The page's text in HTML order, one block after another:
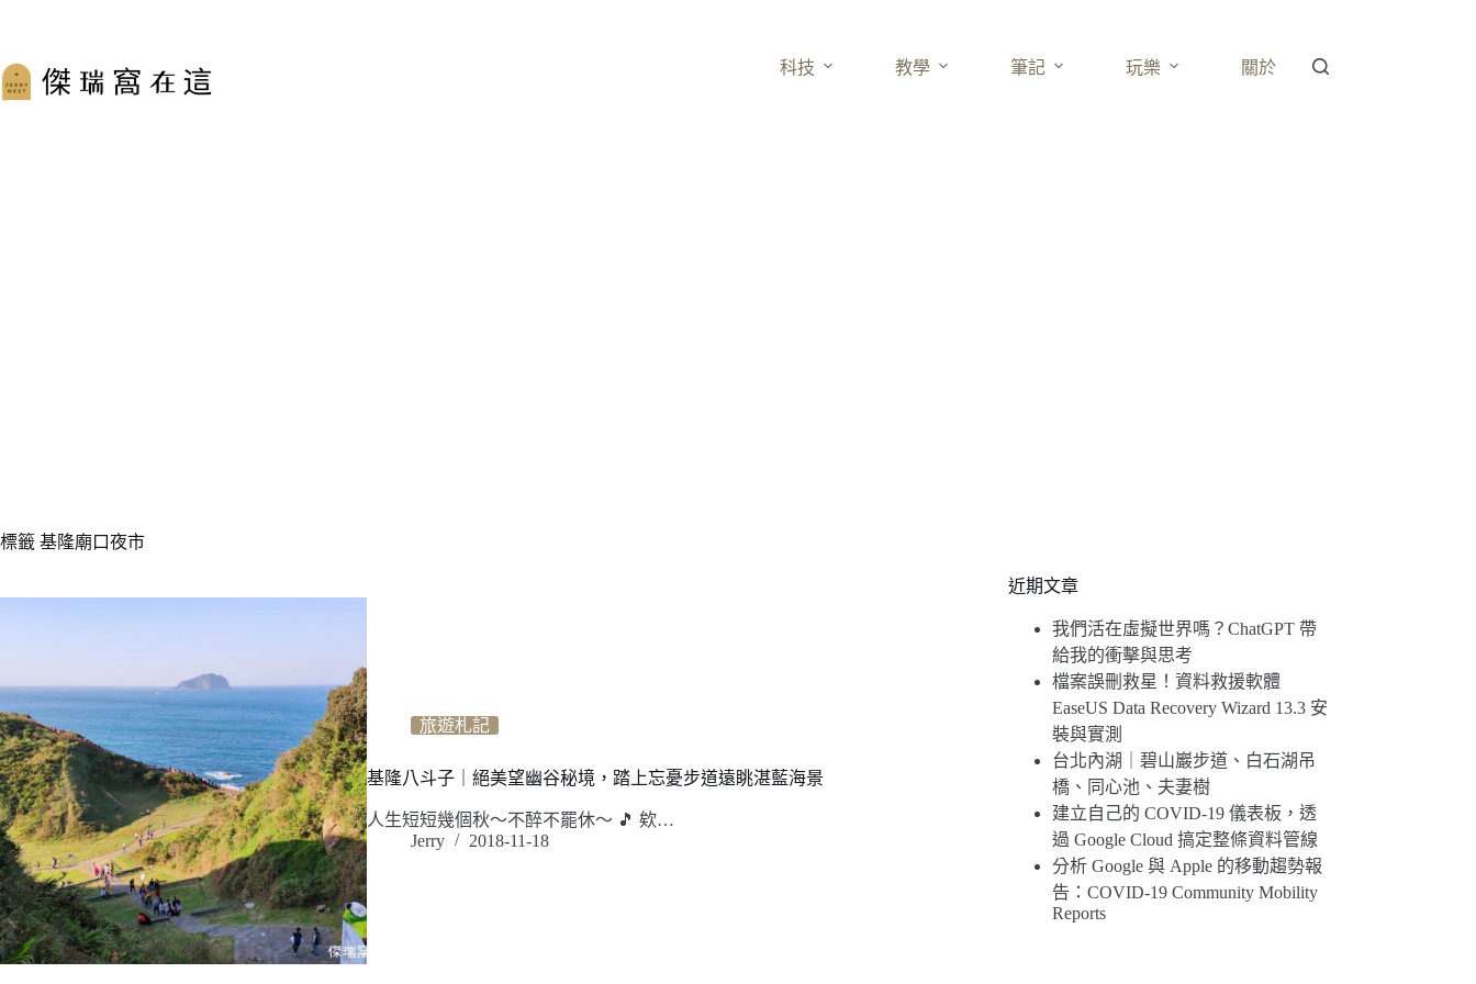
主
要
科技 教學 筆記 玩樂 關於
標籤 基隆廟口夜市
旅遊札記
基隆八斗子｜絕美望幽谷秘境，踏上忘憂步道遠眺湛藍海景
人生短短幾個秋～不醉不罷休～ 🎵 欸…
Jerry
2018-11-18
近期文章
我們活在虛擬世界嗎？ChatGPT 帶
給我的衝擊與思考
檔案誤刪救星！資料救援軟體
EaseUS Data Recovery Wizard 13.3 安
裝與實測
台北內湖｜碧山巖步道、白石湖吊
橋、同心池、夫妻樹
建立自己的 COVID-19 儀表板，透
過 Google Cloud 搞定整條資料管線
分析 Google 與 Apple 的移動趨勢報
告：COVID-19 Community Mobility
Reports